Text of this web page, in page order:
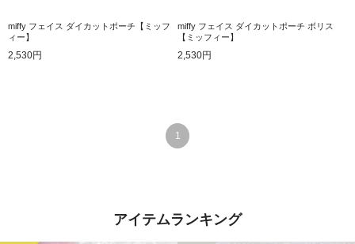
miffy フェイス ダイカットポーチ【ミッフ
ィー】
2,530円
miffy フェイス ダイカットポーチ ボリス
【ミッフィー】
2,530円
1
アイテムランキング